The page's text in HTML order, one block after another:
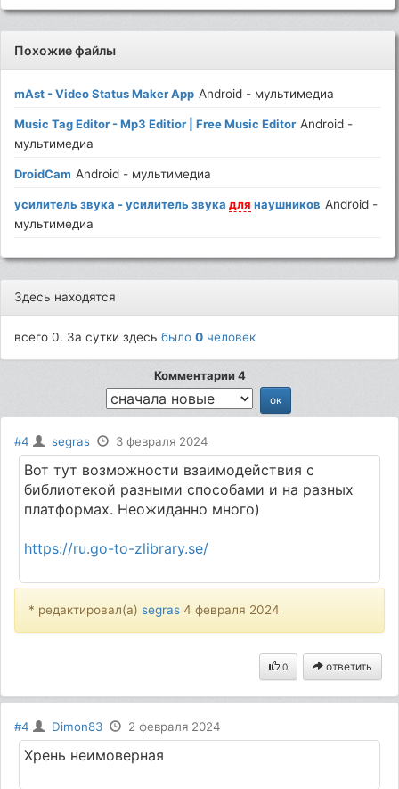
Похожие файлы
mAst - Video Status Maker App Android - мультимедиа
Music Tag Editor - Mp3 Editiоr | Free Music Editor Android -
мультимедиа
DroidCam Android - мультимедиа
усилитель звука - усилитель звукадля наушников Android -
мультимедиа
Здесь находятся
всего 0. За сутки здесьбыло0 человек
Комментарии 4
#4 segras 3 февраля 2024
Вот тут возможности взаимодействия с
библиотекой разными способами и на разных
платформах. Неожиданно много)
https://ru.go-to-zlibrary.se/
* редактировал(а)segras 4 февраля 2024
0 ответить
#4 Dimon83 2 февраля 2024
Хрень неимоверная